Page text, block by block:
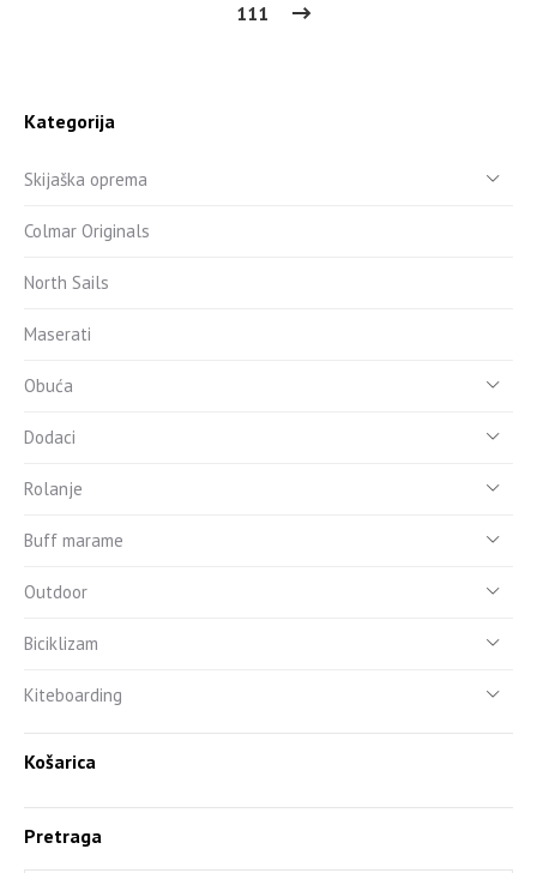
111
Kategorija
Skijaška oprema
Colmar Originals
North Sails
Maserati
Obuća
Dodaci
Rolanje
Buff marame
Outdoor
Biciklizam
Kiteboarding
Košarica
Pretraga